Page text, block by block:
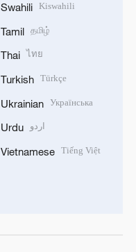
Swahili Kiswahili
Tamil தமிழ்
Thai ไทย
Turkish Türkçe
Ukrainian Українська
Urdu اردو
Vietnamese Tiếng Việt